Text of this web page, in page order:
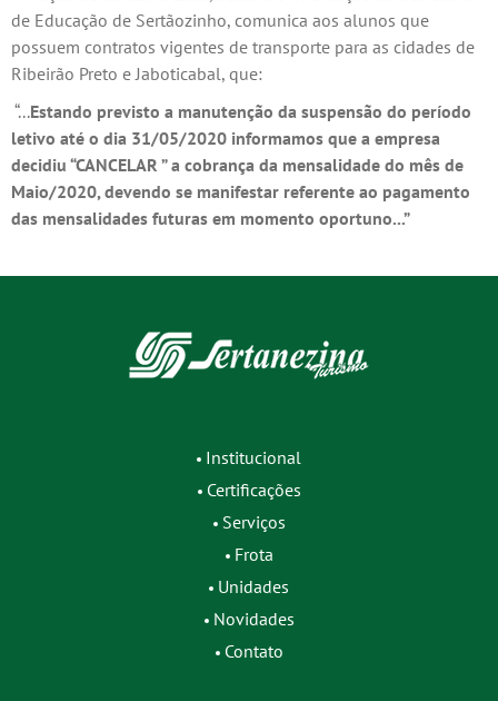
de Educação de Sertãozinho, comunica aos alunos que
possuem contratos vigentes de transporte para as cidades de
Ribeirão Preto e Jaboticabal, que:
“...Estando previsto a manutenção da suspensão do período
letivo até o dia 31/05/2020 informamos que a empresa
decidiu “CANCELAR ” a cobrança da mensalidade do mês de
Maio/2020, devendo se manifestar referente ao pagamento
das mensalidades futuras em momento oportuno...”
Institucional
Certificações
Serviços
Frota
Unidades
Novidades
Contato